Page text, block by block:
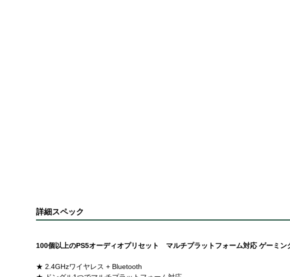
詳細スペック
100個以上のPS5オーディオプリセット マルチプラットフォーム対応 ゲーミン
★ 2.4GHzワイヤレス + Bluetooth